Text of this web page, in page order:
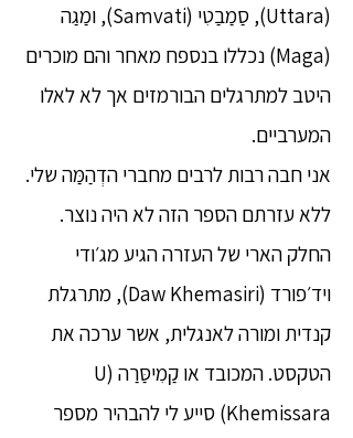
(Uttara), סַמַבַטִי (Samvati), ומַגַה
(Maga) נכללו בנספח מאחר והם מוכרים
היטב למתרגלים הבורמזים אך לא לאלו
המערביים.
אני חבה רבות לרבים מחברי הדְהַמַּה שלי.
ללא עזרתם הספר הזה לא היה נוצר.
החלק הארי של העזרה הגיע מג׳ודי
ויד׳פורד (Daw Khemasiri), מתרגלת
קנדית ומורה לאנגלית, אשר ערכה את
הטקסט. המכובד או קַמִיסַּרַה (U
Khemissara) סייע לי להבהיר מספר